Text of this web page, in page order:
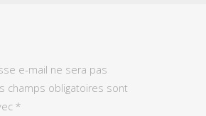
e-mail ne sera pas
champs obligatoires sont
*